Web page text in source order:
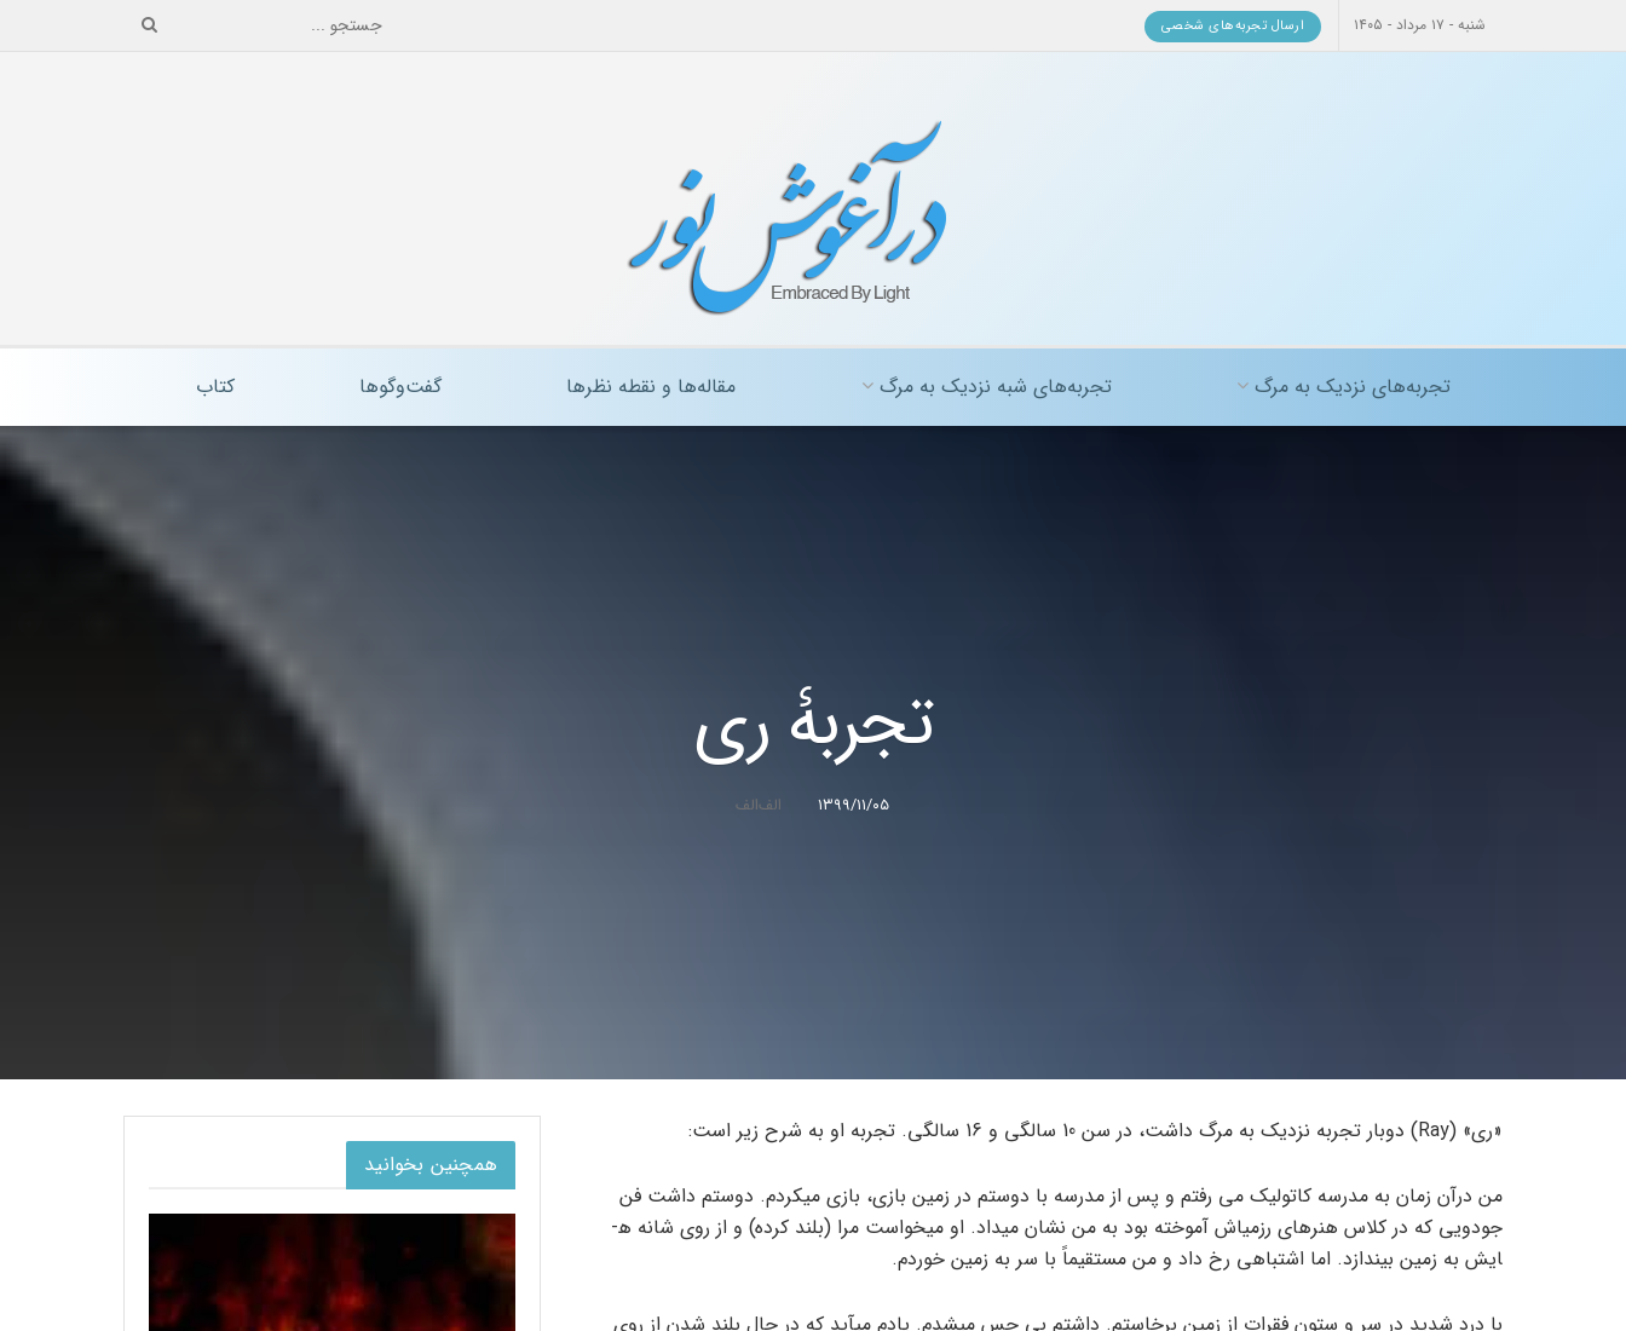
شنبه - ۱۷ مرداد - ۱۴۰۵ ارسال تجربه‌های شخصی
تجربه‌های نزدیک به مرگ تجربه‌های شبه نزدیک به مرگ مقاله‌ها و نقطه نظرها گفت‌وگوها کتاب
تجربۀ ری
۱۳۹۹/۱۱/۰۵
«ری» (Ray) دوبار تجربه نزدیک به مرگ داشت، در سن 10 سالگی و 16 سالگی. تجربه او به شرح زیر است:
من درآن زمان به مدرسه کاتولیک می رفتم و پس از مدرسه با دوستم در زمین بازی، بازی می­کردم. دوستم داشت فن
جودویی که در کلاس هنرهای رزمی­اش آموخته بود به من نشان می­داد. او می­خواست مرا (بلند کرده) و از روی شانه ه­
ایش به زمین بیندازد. اما اشتباهی رخ داد و من مستقیماً با سر به زمین خوردم.
با درد شدید در سر و ستون فقرات از زمین برخاستم. داشتم بی حس می­شدم. یادم می­آید که در حال بلند شدن از روی
همچنین بخوانید